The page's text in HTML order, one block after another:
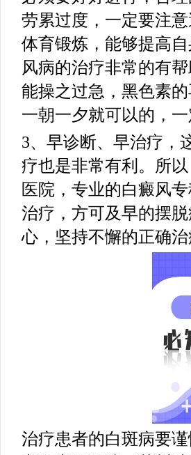
劳累过度，一定要注
体育锻炼，能够提高
风病的治疗非常的有
能操之过急，黑色素
一朝一夕就可以的，一
3、早诊断、早治疗，
疗也是非常有利。所
医院，专业的白癜风
治疗，方可及早的摆
心，坚持不懈的正确
治疗患者的白斑病要